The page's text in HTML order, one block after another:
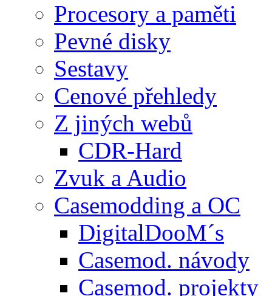
Procesory a paměti
Pevné disky
Sestavy
Cenové přehledy
Z jiných webů
CDR-Hard
Zvuk a Audio
Casemodding a OC
DigitalDooM´s
Casemod. návody
Casemod. projekty